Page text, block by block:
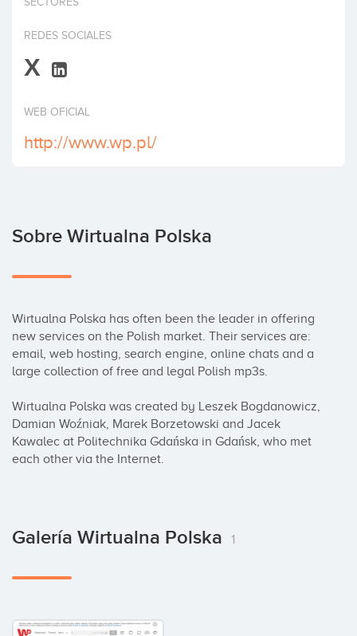
REDES SOCIALES
X
WEB OFICIAL
http://www.wp.pl/
Sobre Wirtualna Polska
Wirtualna Polska has often been the leader in offering
new services on the Polish market. Their services are:
email, web hosting, search engine, online chats and a
large collection of free and legal Polish mp3s.
Wirtualna Polska was created by Leszek Bogdanowicz,
Damian Woźniak, Marek Borzetowski and Jacek
Kawalec at Politechnika Gdańska in Gdańsk, who met
each other via the Internet.
Galería Wirtualna Polska 1